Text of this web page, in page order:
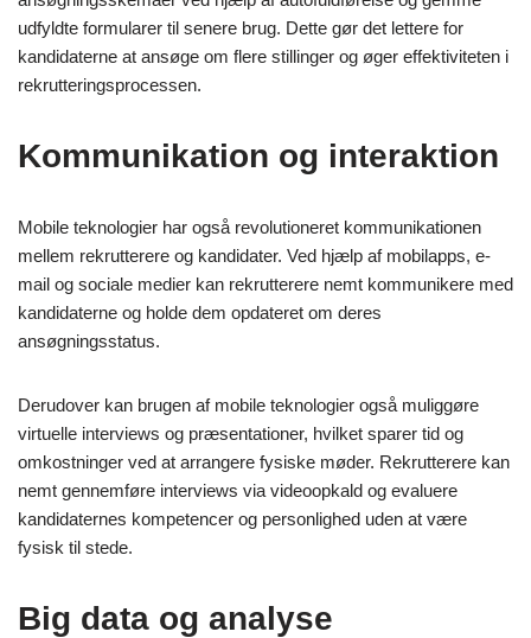
udfyldte formularer til senere brug. Dette gør det lettere for
kandidaterne at ansøge om flere stillinger og øger effektiviteten i
rekrutteringsprocessen.
Kommunikation og interaktion
Mobile teknologier har også revolutioneret kommunikationen
mellem rekrutterere og kandidater. Ved hjælp af mobilapps, e-
mail og sociale medier kan rekrutterere nemt kommunikere med
kandidaterne og holde dem opdateret om deres
ansøgningsstatus.
Derudover kan brugen af mobile teknologier også muliggøre
virtuelle interviews og præsentationer, hvilket sparer tid og
omkostninger ved at arrangere fysiske møder. Rekrutterere kan
nemt gennemføre interviews via videoopkald og evaluere
kandidaternes kompetencer og personlighed uden at være
fysisk til stede.
Big data og analyse